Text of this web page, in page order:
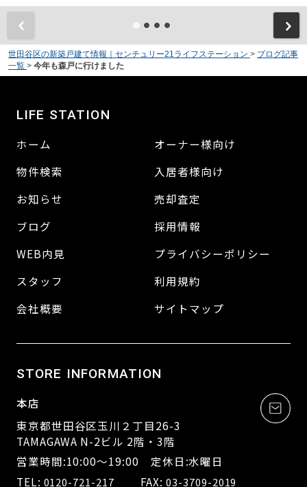
世田谷区の新築戸建て情報｜センチュリー21ライフステーション > ブログ記事
一覧 > 今年も森戸に行けました
LIFE STATION
ホーム
物件検索
お知らせ
ブログ
WEB内見
スタッフ
会社概要
オーナー様向け
入居者様向け
売却査定
採用情報
プライバシーポリシー
利用規約
サイトマップ
STORE INFORMATION
本店
東京都世田谷区玉川２丁目26-3
TAMAGAWA N-2ビル 2階・3階
営業時間:10:00～19:00 定休日:水曜日
TEL: 0120-721-217 FAX:03-3709-2019